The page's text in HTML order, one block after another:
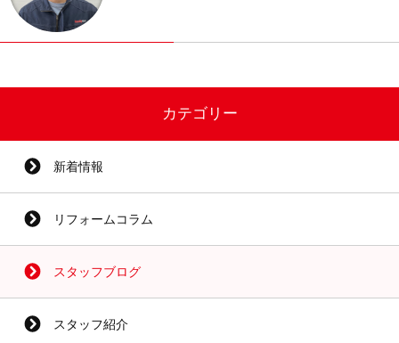
カテゴリー
新着情報
リフォームコラム
スタッフブログ
スタッフ紹介